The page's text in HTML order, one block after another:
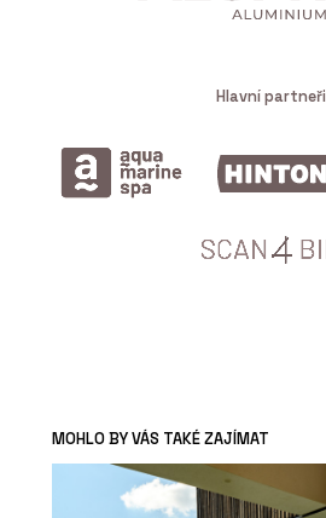
Hlavní partneři
MOHLO BY VÁS TAKÉ ZAJÍMAT